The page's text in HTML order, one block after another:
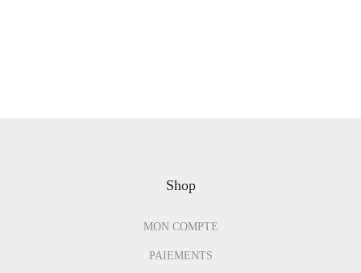
Shop
MON COMPTE
PAIEMENTS